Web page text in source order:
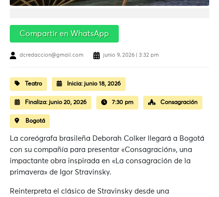
Compartir en WhatsApp
dcredaccion@gmail.com junio 9, 2026 | 3:32 pm
Teatro Inicia: junio 18, 2026
Finaliza: junio 20, 2026 7:30 pm Consagración
Bogotá
La coreógrafa brasileña Deborah Colker llegará a Bogotá
con su compañía para presentar «Consagración», una
impactante obra inspirada en «La consagración de la
primavera» de Igor Stravinsky.
Reinterpreta el clásico de Stravinsky desde una